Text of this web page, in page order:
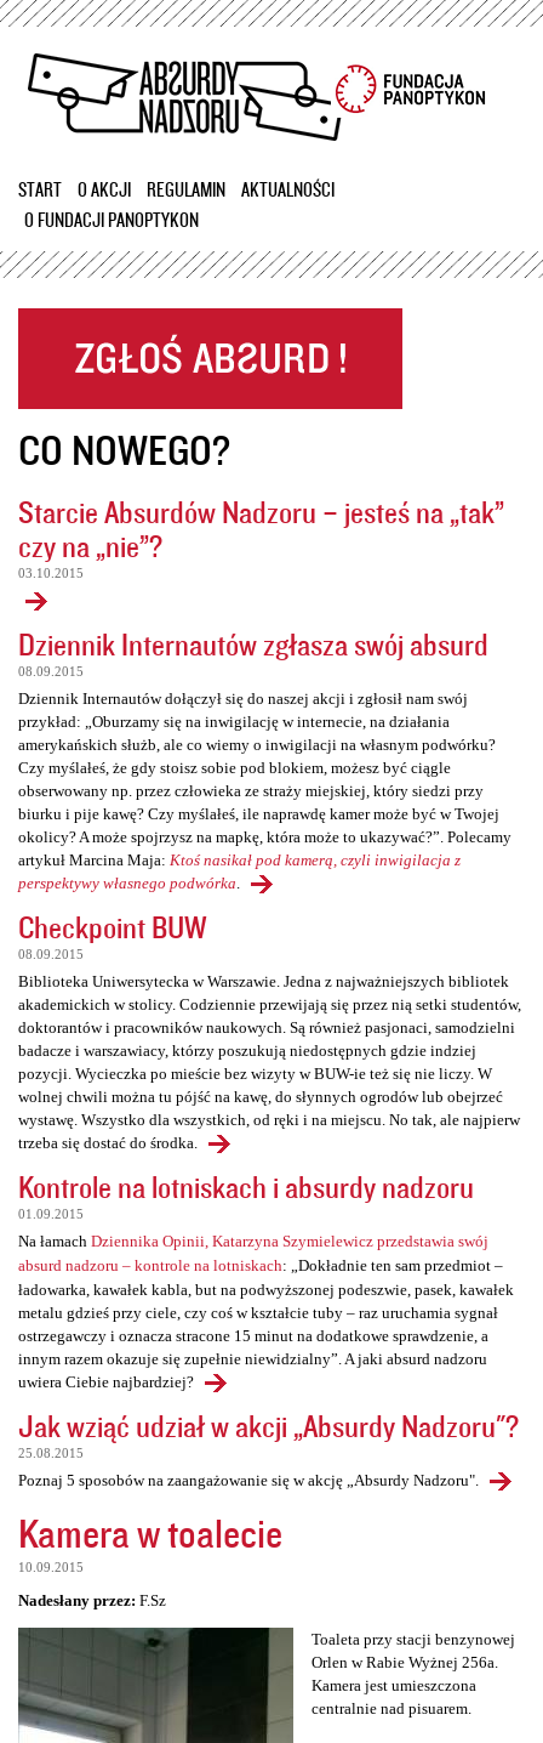
Przejdź
treści
START O AKCJI REGULAMIN
AKTUALNOŚCI
O FUNDACJI PANOPTYKON
CO NOWEGO?
Starcie Absurdów Nadzoru – jesteś na „tak”
czy na „nie”?
03.10.2015
Dziennik Internautów zgłasza swój absurd
08.09.2015
Dziennik Internautów dołączył się do naszej akcji i zgłosił nam swój
przykład: „Oburzamy się na inwigilację w internecie, na działania
amerykańskich służb, ale co wiemy o inwigilacji na własnym podwórku?
Czy myślałeś, że gdy stoisz sobie pod blokiem, możesz być ciągle
obserwowany np. przez człowieka ze straży miejskiej, który siedzi przy
biurku i pije kawę? Czy myślałeś, ile naprawdę kamer może być w Twojej
okolicy? A może spojrzysz na mapkę, która może to ukazywać?”. Polecamy
artykuł Marcina Maja: Ktoś nasikał pod kamerą, czyli inwigilacja z
perspektywy własnego podwórka
Checkpoint BUW
08.09.2015
Biblioteka Uniwersytecka w Warszawie. Jedna z najważniejszych bibliotek
akademickich w stolicy. Codziennie przewijają się przez nią setki studentów,
doktorantów i pracowników naukowych. Są również pasjonaci, samodzielni
badacze i warszawiacy, którzy poszukują niedostępnych gdzie indziej
pozycji. Wycieczka po mieście bez wizyty w BUW-ie też się nie liczy. W
wolnej chwili można tu pójść na kawę, do słynnych ogrodów lub obejrzeć
wystawę. Wszystko dla wszystkich, od ręki i na miejscu. No tak, ale najpierw
trzeba się dostać do środka.
Kontrole na lotniskach i absurdy nadzoru
01.09.2015
Na łamach Dziennika Opinii, Katarzyna Szymielewicz przedstawia swój
absurd nadzoru – kontrole na lotniskach: „Dokładnie ten sam przedmiot –
ładowarka, kawałek kabla, but na podwyższonej podeszwie, pasek, kawałek
metalu gdzieś przy ciele, czy coś w kształcie tuby – raz uruchamia sygnał
ostrzegawczy i oznacza stracone 15 minut na dodatkowe sprawdzenie, a
innym razem okazuje się zupełnie niewidzialny”. A jaki absurd nadzoru
uwiera Ciebie najbardziej?
Jak wziąć udział w akcji „Absurdy Nadzoru"?
25.08.2015
Poznaj 5 sposobów na zaangażowanie się w akcję „Absurdy Nadzoru".
Kamera w toalecie
10.09.2015
Nadesłany przez: F.Sz
Toaleta przy stacji benzynowej
Orlen w Rabie Wyżnej 256a.
Kamera jest umieszczona
centralnie nad pisuarem.